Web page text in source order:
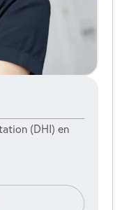
(DHI) en